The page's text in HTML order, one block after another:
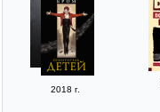
2018 г.